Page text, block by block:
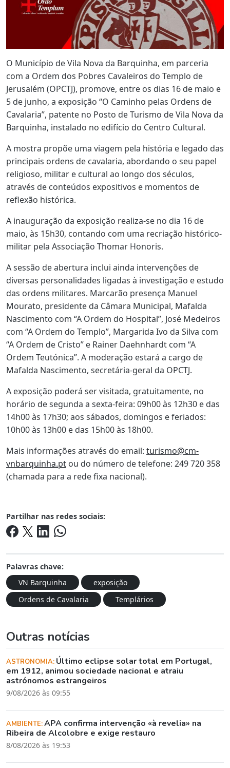
O Município de Vila Nova da Barquinha, em parceria
com a Ordem dos Pobres Cavaleiros do Templo de
Jerusalém (OPCTJ), promove, entre os dias 16 de maio e
5 de junho, a exposição “O Caminho pelas Ordens de
Cavalaria”, patente no Posto de Turismo de Vila Nova da
Barquinha, instalado no edifício do Centro Cultural.
A mostra propõe uma viagem pela história e legado das
principais ordens de cavalaria, abordando o seu papel
religioso, militar e cultural ao longo dos séculos,
através de conteúdos expositivos e momentos de
reflexão histórica.
A inauguração da exposição realiza-se no dia 16 de
maio, às 15h30, contando com uma recriação histórico-
militar pela Associação Thomar Honoris.
A sessão de abertura inclui ainda intervenções de
diversas personalidades ligadas à investigação e estudo
das ordens militares. Marcarão presença Manuel
Mourato, presidente da Câmara Municipal, Mafalda
Nascimento com “A Ordem do Hospital”, José Medeiros
com “A Ordem do Templo”, Margarida Ivo da Silva com
“A Ordem de Cristo” e Rainer Daehnhardt com “A
Ordem Teutónica”. A moderação estará a cargo de
Mafalda Nascimento, secretária-geral da OPCTJ.
A exposição poderá ser visitada, gratuitamente, no
horário de segunda a sexta-feira: 09h00 às 12h30 e das
14h00 às 17h30; aos sábados, domingos e feriados:
10h00 às 13h00 e das 15h00 às 18h00.
Mais informações através do email: turismo@cm-
vnbarquinha.pt ou do número de telefone: 249 720 358
(chamada para a rede fixa nacional).
Partilhar nas redes sociais:
Palavras chave:
VN Barquinha
exposição
Ordens de Cavalaria
Templários
Outras notícias
ASTRONOMIA: Último eclipse solar total em Portugal,
em 1912, animou sociedade nacional e atraiu
astrónomos estrangeiros
9/08/2026 às 09:55
AMBIENTE:APA confirma intervenção «à revelia» na
Ribeira de Alcolobre e exige restauro
8/08/2026 às 19:53